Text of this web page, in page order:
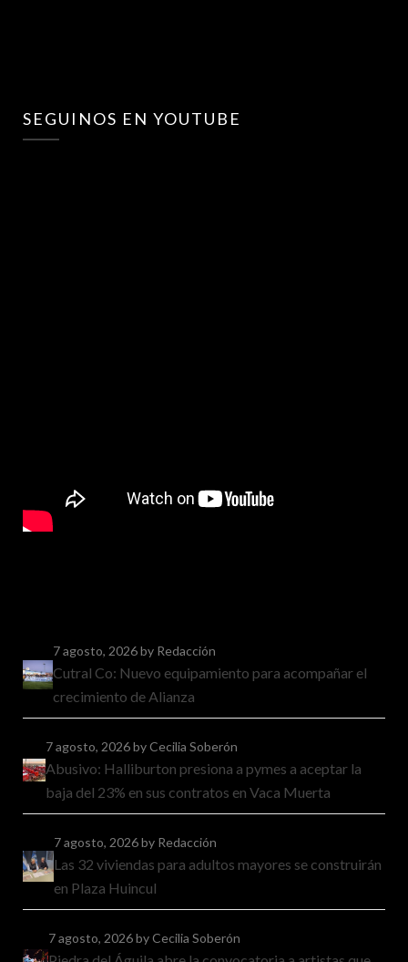
SEGUINOS EN YOUTUBE
7 agosto, 2026by Redacción
Cutral Co: Nuevo equipamiento para acompañar el
crecimiento de Alianza
7 agosto, 2026by Cecilia Soberón
Abusivo: Halliburton presiona a pymes a aceptar la
baja del 23% en sus contratos en Vaca Muerta
7 agosto, 2026by Redacción
Las 32 viviendas para adultos mayores se construirán
en Plaza Huincul
7 agosto, 2026by Cecilia Soberón